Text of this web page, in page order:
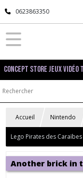
0623863350
Concept Store Jeux
Accueil Nintendo
Lego Pirates des Caraïbes
Another brick in